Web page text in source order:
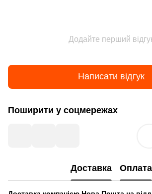
Додайте перший
Написати відгук
Поширити у соцмережах
Доставка Оплата